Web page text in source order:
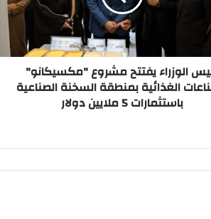
الوزراء يفتتح مشروع "مكسيكانو"
الغذائية بمنطقة السخنة الصناعية
باستثمارات 5 ملايين دولار